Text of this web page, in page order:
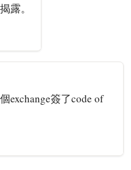
露。
exchange簽了code of